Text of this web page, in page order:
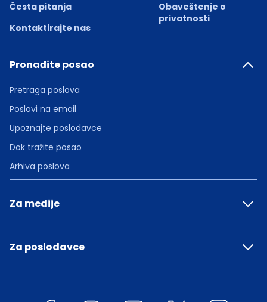
Česta pitanja
Kontaktirajte nas
Obaveštenje o
privatnosti
Pronađite posao
Pretraga poslova
Poslovi na email
Upoznajte poslodavce
Dok tražite posao
Arhiva poslova
Za medije
Za poslodavce